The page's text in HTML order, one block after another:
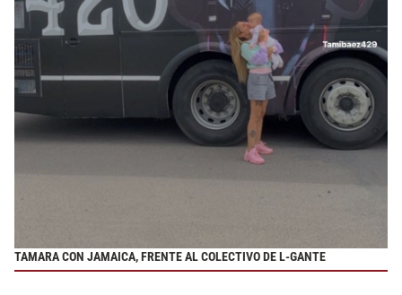
TAMARA CON JAMAICA, FRENTE AL COLECTIVO DE L-GANTE